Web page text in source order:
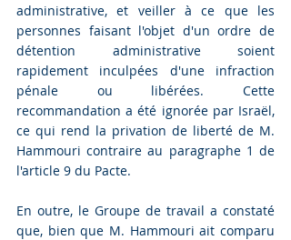
administrative, et veiller à ce que les
personnes faisant l'objet d'un ordre de
détention administrative soient
rapidement inculpées d'une infraction
pénale ou libérées. Cette
recommandation a été ignorée par Israël,
ce qui rend la privation de liberté de M.
Hammouri contraire au paragraphe 1 de
l'article 9 du Pacte.
En outre, le Groupe de travail a constaté
que, bien que M. Hammouri ait comparu